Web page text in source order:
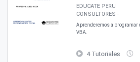
EDUCATE PERU
CONSULTORES -
Aprenderemos a programar
VBA.
4 Tutoriales